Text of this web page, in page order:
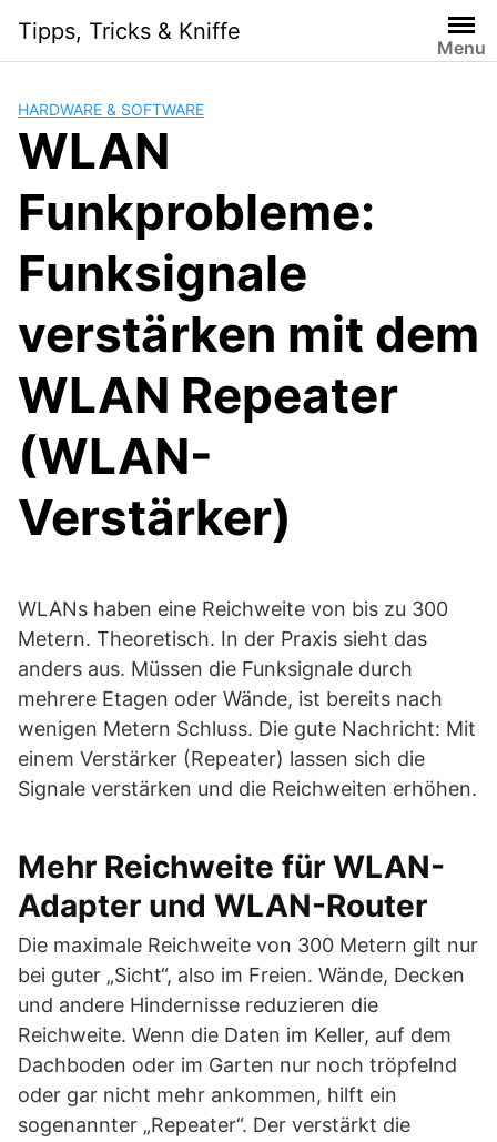
content
Tipps, Tricks & Kniffe
Menu
HARDWARE & SOFTWARE
WLAN
Funkprobleme:
Funksignale
verstärken mit dem
WLAN Repeater
(WLAN-
Verstärker)
WLANs haben eine Reichweite von bis zu 300
Metern. Theoretisch. In der Praxis sieht das
anders aus. Müssen die Funksignale durch
mehrere Etagen oder Wände, ist bereits nach
wenigen Metern Schluss. Die gute Nachricht: Mit
einem Verstärker (Repeater) lassen sich die
Signale verstärken und die Reichweiten erhöhen.
Mehr Reichweite für WLAN-
Adapter und WLAN-Router
Die maximale Reichweite von 300 Metern gilt nur
bei guter „Sicht“, also im Freien. Wände, Decken
und andere Hindernisse reduzieren die
Reichweite. Wenn die Daten im Keller, auf dem
Dachboden oder im Garten nur noch tröpfelnd
oder gar nicht mehr ankommen, hilft ein
sogenannter „Repeater“. Der verstärkt die